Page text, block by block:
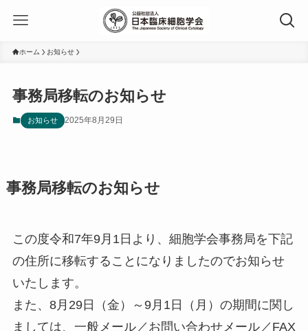
ホーム お知らせ
事務局移転のお知らせ
お知らせ 2025年8月29日
事務局移転のお知らせ
この度令和7年9月1日より、細胞学会事務局を下記
の住所に移転することになりましたのでお知らせ
いたします。
また、8月29日（金）～9月1日（月）の期間に関し
ましては、一般メール／お問い合わせメール／FAX